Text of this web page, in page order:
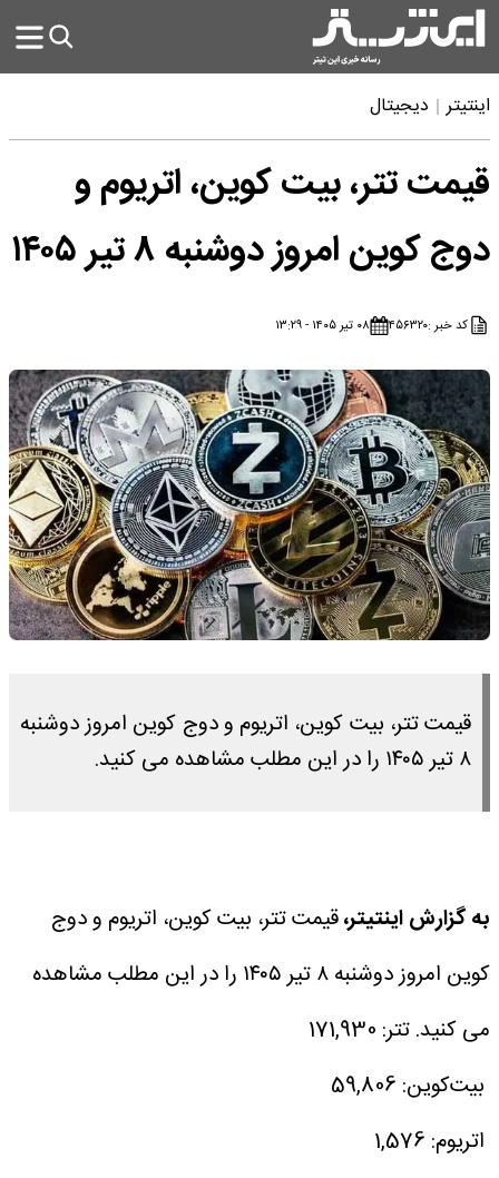
اینتیتر دیجیتال
قیمت تتر، بیت کوین، اتریوم و
دوج کوین امروز دوشنبه ۸ تیر ۱۴۰۵
کد خبر :۴۵۶۳۲۰ ۰۸ تیر ۱۴۰۵ - ۱۳:۲۹
قیمت تتر، بیت کوین، اتریوم و دوج کوین امروز دوشنبه
۸ تیر ۱۴۰۵ را در این مطلب مشاهده می کنید.
به گزارش اینتیتر،قیمت تتر، بیت کوین، اتریوم و دوج
کوین امروز دوشنبه ۸ تیر ۱۴۰۵ را در این مطلب مشاهده
می کنید.تتر: 171,930
بیت‌کوین: 59,806
اتریوم: 1,576